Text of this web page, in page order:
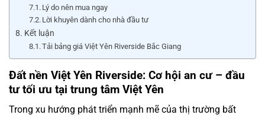
Lý do nên mua ngay
Lời khuyên dành cho nhà đầu tư
Kết luận
Tải bảng giá Việt Yên Riverside Bắc Giang
Đất nền Việt Yên Riverside: Cơ hội an cư – đầu
tư tối ưu tại trung tâm Việt Yên
Trong xu hướng phát triển mạnh mẽ của thị trường bất